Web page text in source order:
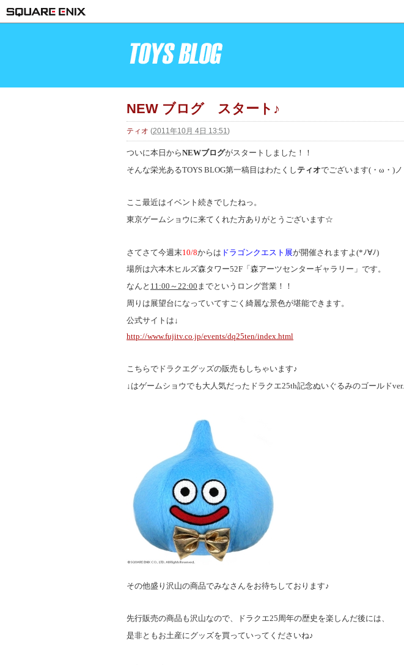
NEW ブログ スタート♪
ティオ (2011年10月 4日 13:51)
ついに本日からNEWブログがスタートしました！！
そんな栄光あるTOYS BLOG第一稿目はわたくし ティオでございます(・ω・)ノ
ここ最近はイベント続きでしたねっ。
東京ゲームショウに来てくれた方ありがとうございます☆
さてさて今週末10/8からは ドラゴンクエスト展が開催されますよ(*ﾉ∀ﾉ)
場所は六本木ヒルズ森タワー52F「森アーツセンターギャラリー」です。
なんと 11:00～22:00 までというロング営業！！
周りは展望台になっていてすごく綺麗な景色が堪能できます。
公式サイトは↓
http://www.fujitv.co.jp/events/dq25ten/index.html
こちらでドラクエグッズの販売もしちゃいます♪
↓はゲームショウでも大人気だったドラクエ25th記念ぬいぐるみのゴールドver.
その他盛り沢山の商品でみなさんをお待ちしております♪
先行販売の商品も沢山なので、ドラクエ25周年の歴史を楽しんだ後には、
是非ともお土産にグッズを買っていってくださいね♪